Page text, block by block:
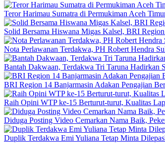
Teror Harimau Sumatra di Permukiman Aceh
Solid Bersama Hiswana Migas Kalsel, BRI
Nota Perlawanan Terdakwa, PH Robert Hendra
Bantah Dakwaan, Terdakwa Tri Taruna Hadirkan
BRI Region 14 Banjarmasin Adakan Pengajian
Raih Opini WTP ke-15 Berturut-turut, Kualitas
Diduga Posting Video Cemarkan Nama Baik,
Duplik Terdakwa Emi Yuliana Tetap Minta